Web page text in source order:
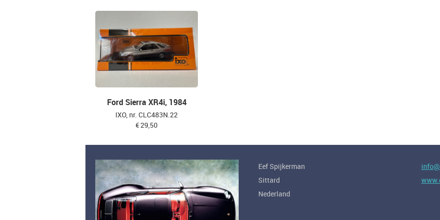
Ford Sierra XR4i, 1984
IXO, nr. CLC483N.22
€ 29,50
Eef Spijkerman
Sittard
Nederland